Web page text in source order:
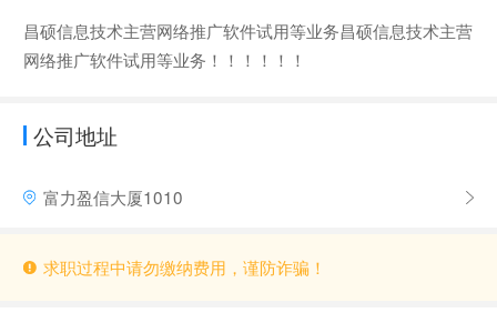
昌硕信息技术主营网络推广软件试用等业务昌硕信息技术主营
网络推广软件试用等业务！！！！！！
公司地址
富力盈信大厦1010
求职过程中请勿缴纳费用，谨防诈骗！